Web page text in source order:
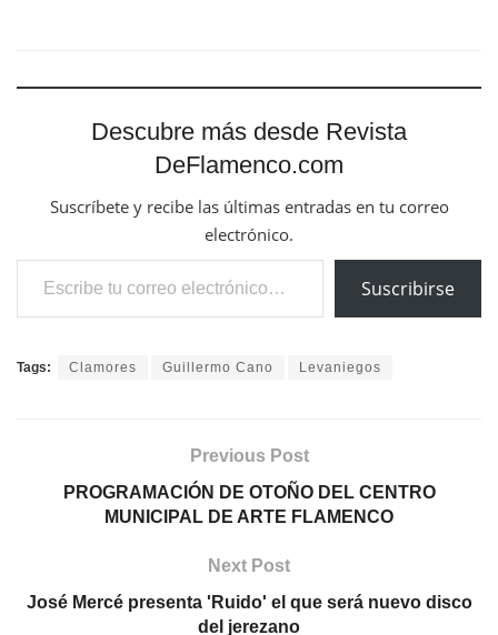
Descubre más desde Revista
DeFlamenco.com
Suscríbete y recibe las últimas entradas en tu correo
electrónico.
Escribe tu correo electrónico…
Suscribirse
Tags: Clamores Guillermo Cano Levaniegos
Previous Post
PROGRAMACIÓN DE OTOÑO DEL CENTRO
MUNICIPAL DE ARTE FLAMENCO
Next Post
José Mercé presenta 'Ruido' el que será nuevo disco
del jerezano